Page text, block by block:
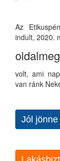
Az
indult, 2020.
volt, ami
van ránk
Jól